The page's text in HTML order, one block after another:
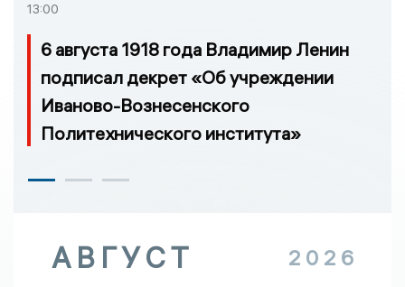
13:00
6 августа 1918 года Владимир Ленин
подписал декрет «Об учреждении
Иваново-Вознесенского
Политехнического института»
АВГУСТ 2026